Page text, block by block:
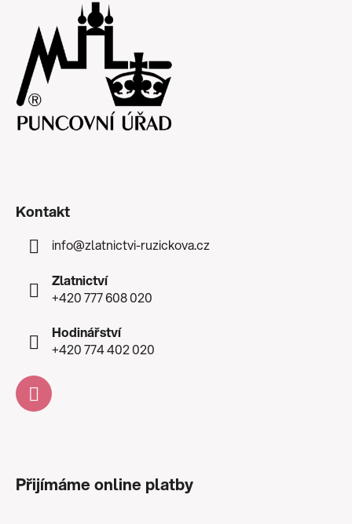
Kontakt
info@zlatnictvi-ruzickova.cz
Zlatnictví
+420 777 608 020
Hodinářství
+420 774 402 020
Přijímáme online platby